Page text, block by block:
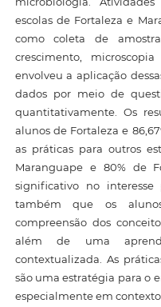
escolas de Fortaleza e
como coleta de
crescimento,
envolveu a aplicação
dados por meio de
quantitativamente. Os
alunos de Fortaleza e
as práticas para outros
Maranguape e 80% de
significativo no interesse
também que os
compreensão dos
além de uma
contextualizada. As
são uma estratégia para o
especialmente em